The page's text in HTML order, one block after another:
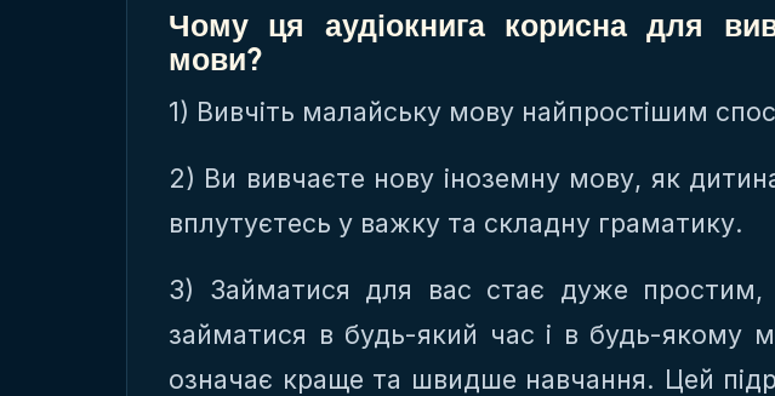
Чому ця аудіокнига корисна для
мови?
1) Вивчіть малайську мову найпростішим
2) Ви вивчаєте нову іноземну мову, як
вплутуєтесь у важку та складну граматику.
3) Займатися для вас стає дуже
займатися в будь-який час і в будь-якому
означає краще та швидше навчання. Цей